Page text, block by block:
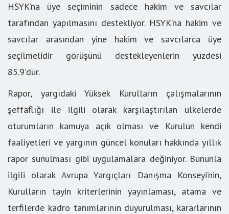
HSYK’na üye seçiminin sadece hakim ve savcılar
tarafından yapılmasını destekliyor. HSYK’na hakim ve
savcılar arasından yine hakim ve savcılarca üye
seçilmelidir görüşünü destekleyenlerin yüzdesi
85.9’dur.
Rapor, yargıdaki Yüksek Kurulların çalışmalarının
şeffaflığı ile ilgili olarak karşılaştırılan ülkelerde
oturumların kamuya açık olması ve Kurulun kendi
faaliyetleri ve yargının güncel konuları hakkında yıllık
rapor sunulması gibi uygulamalara değiniyor. Bununla
ilgili olarak Avrupa Yargıçları Danışma Konseyi’nin,
Kurulların tayin kriterlerinin yayınlaması, atama ve
terfilerde kadro tanımlarının duyurulması, kararlarının